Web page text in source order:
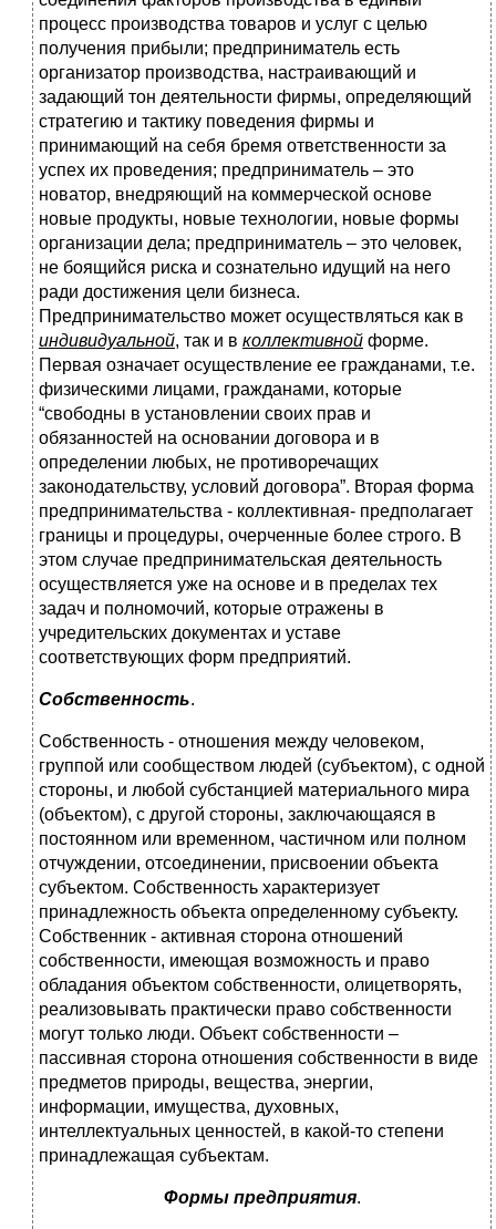
процесс производства товаров и услуг с целью
получения прибыли; предприниматель есть
организатор производства, настраивающий и
задающий тон деятельности фирмы, определяющий
стратегию и тактику поведения фирмы и
принимающий на себя бремя ответственности за
успех их проведения; предприниматель – это
новатор, внедряющий на коммерческой основе
новые продукты, новые технологии, новые формы
организации дела; предприниматель – это человек,
не боящийся риска и сознательно идущий на него
ради достижения цели бизнеса.
Предпринимательство может осуществляться как в
индивидуальной, так и в коллективной форме.
Первая означает осуществление ее гражданами, т.е.
физическими лицами, гражданами, которые
“свободны в установлении своих прав и
обязанностей на основании договора и в
определении любых, не противоречащих
законодательству, условий договора”. Вторая форма
предпринимательства - коллективная- предполагает
границы и процедуры, очерченные более строго. В
этом случае предпринимательская деятельность
осуществляется уже на основе и в пределах тех
задач и полномочий, которые отражены в
учредительских документах и уставе
соответствующих форм предприятий.
Собственность.
Собственность - отношения между человеком,
группой или сообществом людей (субъектом), с одной
стороны, и любой субстанцией материального мира
(объектом), с другой стороны, заключающаяся в
постоянном или временном, частичном или полном
отчуждении, отсоединении, присвоении объекта
субъектом. Собственность характеризует
принадлежность объекта определенному субъекту.
Собственник - активная сторона отношений
собственности, имеющая возможность и право
обладания объектом собственности, олицетворять,
реализовывать практически право собственности
могут только люди. Объект собственности –
пассивная сторона отношения собственности в виде
предметов природы, вещества, энергии,
информации, имущества, духовных,
интеллектуальных ценностей, в какой-то степени
принадлежащая субъектам.
Формы предприятия.